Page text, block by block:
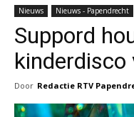
Nieuws Nieuws - Papendrecht
Suppord
kinderdisco
Door Redactie RTV